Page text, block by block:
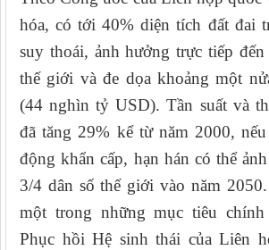
hóa, có tới 40% diện tích đất đai
suy thoái, ảnh hưởng trực tiếp
thế giới và đe dọa khoảng một
(44 nghìn tỷ USD). Tần suất và
đã tăng 29% kể từ năm 2000,
động khẩn cấp, hạn hán có thể
3/4 dân số thế giới vào năm
một trong những mục tiêu
Phục hồi Hệ sinh thái của Liên